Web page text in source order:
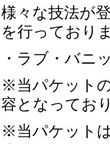
様々な技法が
を行っており
・ラブ・バニ
※当パケット
容となってお
※当パケット